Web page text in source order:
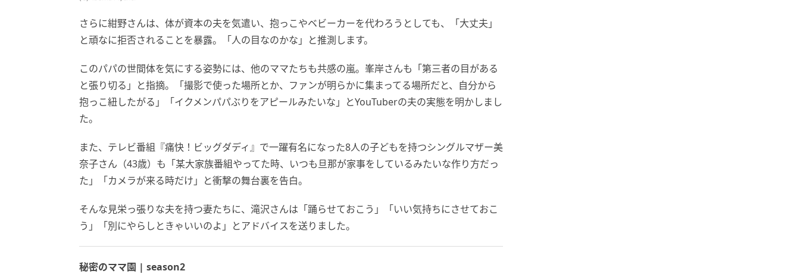
さらに紺野さんは、体が資本の夫を気遣い、抱っこやベビーカーを代わろうとしても、「大丈夫」
と頑なに拒否されることを暴露。「人の目なのかな」と推測します。
このパパの世間体を気にする姿勢には、他のママたちも共感の嵐。峯岸さんも「第三者の目がある
と張り切る」と指摘。「撮影で使った場所とか、ファンが明らかに集まってる場所だと、自分から
抱っこ紐したがる」「イクメンパパぶりをアピールみたいな」とYouTuberの夫の実態を明かしまし
た。
また、テレビ番組『痛快！ビッグダディ』で一躍有名になった8人の子どもを持つシングルマザー美
奈子さん（43歳）も「某大家族番組やってた時、いつも旦那が家事をしているみたいな作り方だっ
た」「カメラが来る時だけ」と衝撃の舞台裏を告白。
そんな見栄っ張りな夫を持つ妻たちに、滝沢さんは「踊らせておこう」「いい気持ちにさせておこ
う」「別にやらしときゃいいのよ」とアドバイスを送りました。
秘密のママ園 | season2